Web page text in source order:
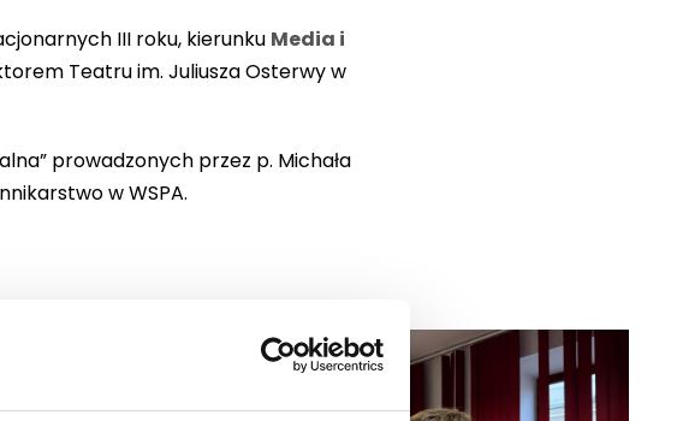
III roku, kierunku Media i
Teatru im. Juliusza Osterwy w
prowadzonych przez p. Michała
w WSPA.